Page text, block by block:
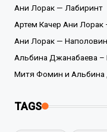
Ани Лорак — Лабиринт
Артем Качер Ани Лорак
Ани Лорак —
Альбина Джанабаева
Митя Фомин и Альбина
TAGS